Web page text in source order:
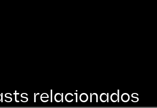
relacionados